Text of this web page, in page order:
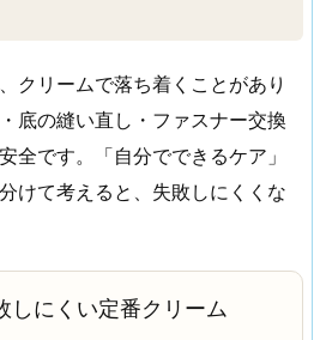
クリームで落ち着くことがあり
底の縫い直し・ファスナー交換
全です。「自分でできるケア」
けて考えると、失敗しにくくな
しにくい定番クリーム